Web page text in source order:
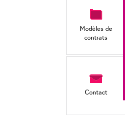
Modèles de
contrats
Contact